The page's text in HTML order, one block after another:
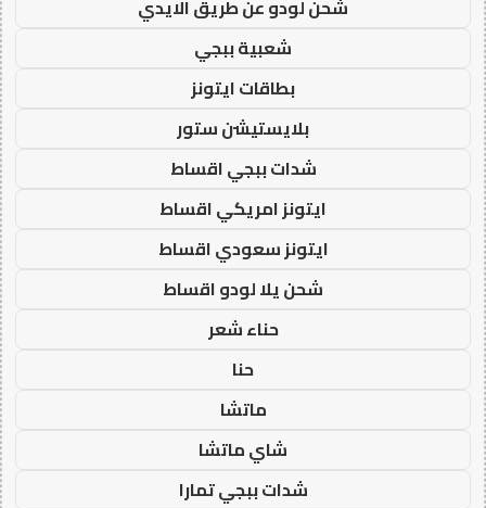
شحن لودو عن طريق الايدي
شعبية ببجي
بطاقات ايتونز
بلايستيشن ستور
شدات ببجي اقساط
ايتونز امريكي اقساط
ايتونز سعودي اقساط
شحن يلا لودو اقساط
حناء شعر
حنا
ماتشا
شاي ماتشا
شدات ببجي تمارا